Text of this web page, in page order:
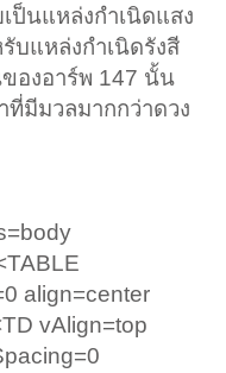
ป็นแหล่งกำเนิดแสง
บแหล่งกำเนิดรังสี
องอาร์พ 147 นั้น
ที่มีมวลมากกว่าดวง
align=center
vAlign=top